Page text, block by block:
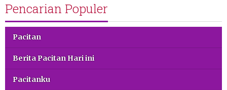
Pencarian Populer
Pacitan
Berita Pacitan Hari ini
Pacitanku